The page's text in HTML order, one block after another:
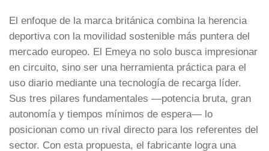
El enfoque de la marca británica combina la herencia
deportiva con la movilidad sostenible más puntera del
mercado europeo. El Emeya no solo busca impresionar
en circuito, sino ser una herramienta práctica para el
uso diario mediante una tecnología de recarga líder.
Sus tres pilares fundamentales —potencia bruta, gran
autonomía y tiempos mínimos de espera— lo
posicionan como un rival directo para los referentes del
sector. Con esta propuesta, el fabricante logra una